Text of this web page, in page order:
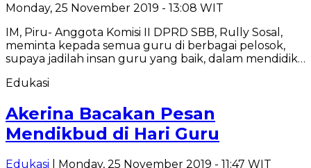
Monday, 25 November 2019 - 13:08 WIT
IM, Piru- Anggota Komisi II DPRD SBB, Rully Sosal,
meminta kepada semua guru di berbagai pelosok,
supaya jadilah insan guru yang baik, dalam mendidik…
Edukasi
Akerina Bacakan Pesan
Mendikbud di Hari Guru
Edukasi | Monday, 25 November 2019 - 11:47 WIT